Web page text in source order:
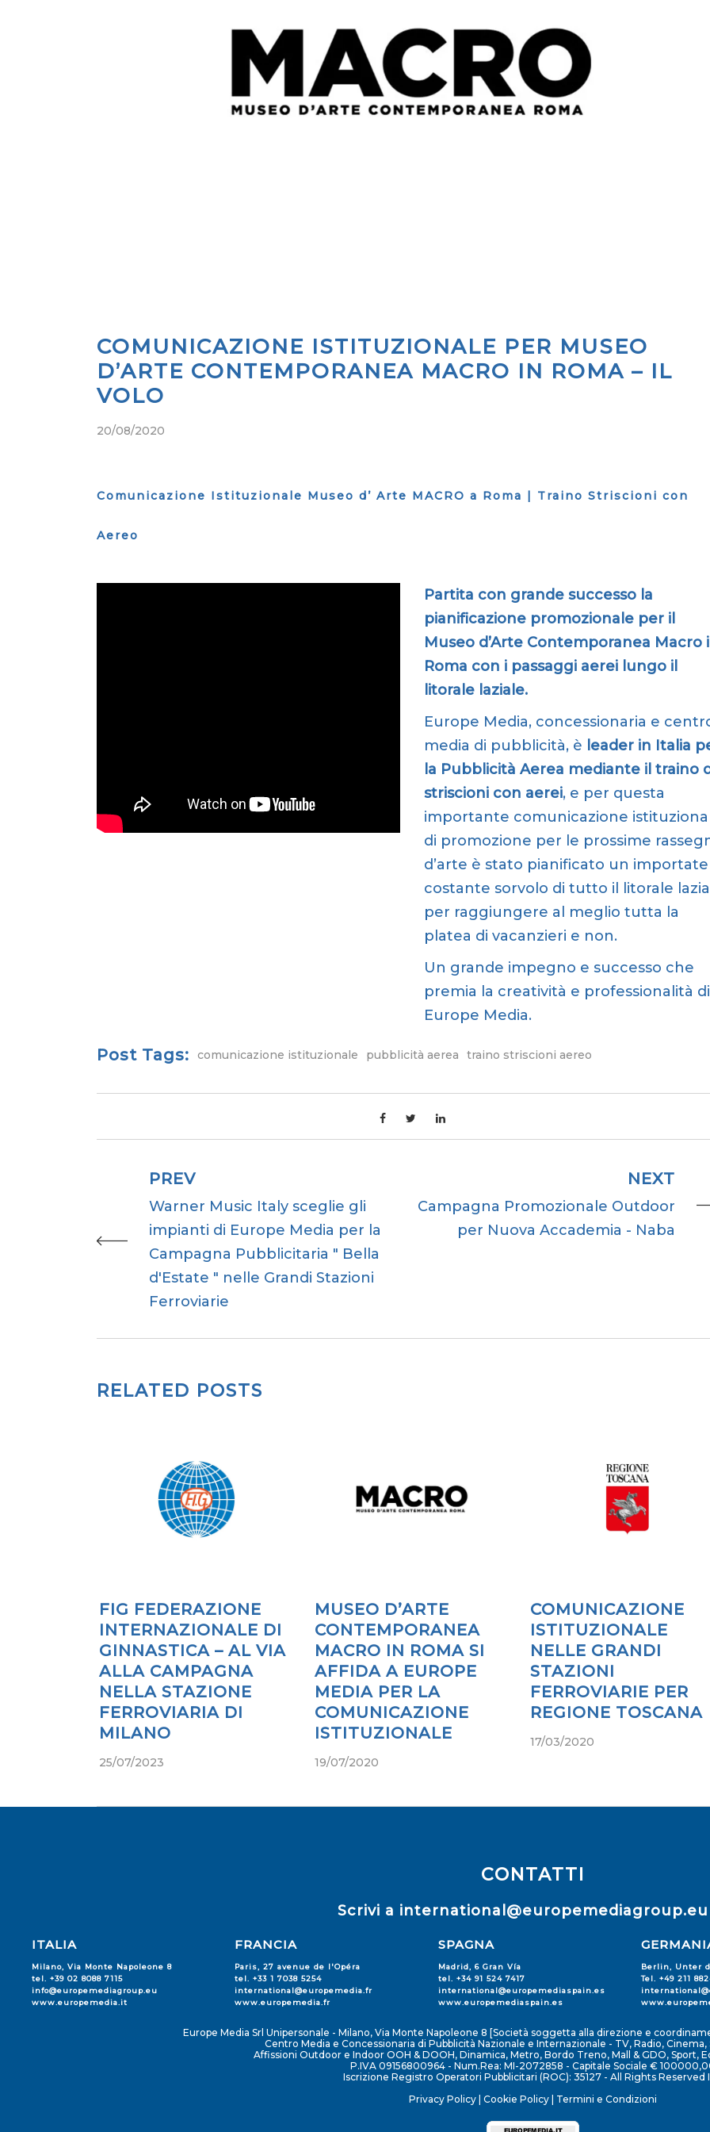
COMUNICAZIONE ISTITUZIONALE PER MUSEO
D’ARTE CONTEMPORANEA MACRO IN ROMA – IL
VOLO
20/08/2020
Comunicazione Istituzionale Museo d’ Arte MACRO a Roma | Traino Striscioni con
Aereo
Partita con grande successo la
pianificazione promozionale per il
Museo d’Arte Contemporanea Macro
Roma con i passaggi aerei lungo il
litorale laziale.
Europe Media, concessionaria e
media di pubblicità, è leader in Italia
la Pubblicità Aerea mediante il traino
striscioni con aerei, e per questa
importante comunicazione
di promozione per le prossime
d’arte è stato pianificato un
costante sorvolo di tutto il litorale
per raggiungere al meglio tutta la
platea di vacanzieri e non.
Un grande impegno e successo che
premia la creatività e professionalità di
Europe Media.
Post Tags: comunicazione istituzionale pubblicità aerea traino striscioni aereo
PREV
Warner Music Italy sceglie gli
impianti di Europe Media per la
Campagna Pubblicitaria " Bella
d'Estate " nelle Grandi Stazioni
Ferroviarie
NEXT
Campagna Promozionale Outdoor
per Nuova Accademia - Naba
RELATED POSTS
FIG FEDERAZIONE
INTERNAZIONALE DI
GINNASTICA – AL VIA
ALLA CAMPAGNA
NELLA STAZIONE
FERROVIARIA DI
MILANO
25/07/2023
MUSEO D’ARTE
CONTEMPORANEA
MACRO IN ROMA SI
AFFIDA A EUROPE
MEDIA PER LA
COMUNICAZIONE
ISTITUZIONALE
19/07/2020
COMUNICAZIONE
ISTITUZIONALE
NELLE GRANDI
STAZIONI
FERROVIARIE PER
REGIONE TOSCANA
17/03/2020
CONTATTI
Scrivi a international@europemediagroup.eu
ITALIA
Milano, Via Monte Napoleone 8
tel. +39 02 8088 7115
info@europemediagroup.eu
www.europemedia.it
FRANCIA
Paris, 27 avenue de l'Opéra
tel. +33 1 7038 5254
international@europemedia.fr
www.europemedia.fr
SPAGNA
Madrid, 6 Gran Vía
tel. +34 91 524 7417
international@europemediaspain.es
www.europemediaspain.es
Berlin, Unter
Tel. +49 211
Europe Media Srl Unipersonale - Milano, Via Monte Napoleone 8 [Società soggetta alla direzione e
Centro Media e Concessionaria di Pubblicità Nazionale e Internazionale - TV, Radio,
Affissioni Outdoor e Indoor OOH & DOOH, Dinamica, Metro, Bordo Treno, Mall & GDO, Sport,
P.IVA 09156800964 - Num.Rea: MI-2072858 - Capitale Sociale €
Iscrizione Registro Operatori Pubblicitari (ROC): 35127 - All Rights Reserved
Privacy Policy| Cookie Policy| Termini e Condizioni